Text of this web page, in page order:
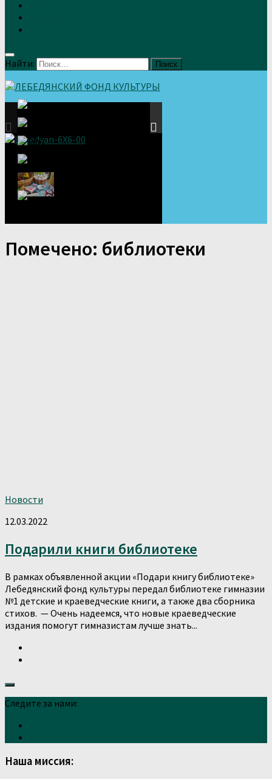
Найти:
Помечено: библиотеки
Новости
12.03.2022
Подарили книги библиотеке
В рамках объявленной акции «Подари книгу библиотеке»
Лебедянский фонд культуры передал библиотеке гимназии
№1 детские и краеведческие книги, а также два сборника
стихов. — Очень надеемся, что новые краеведческие
издания помогут гимназистам лучше знать...
Следите за нами:
Наша миссия: